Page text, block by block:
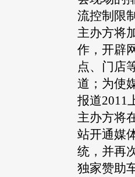
流控制限
主办方将
作，开辟
点、门店
道；为使
报道2011
主办方将
站开通媒
统，并再
独家赞助